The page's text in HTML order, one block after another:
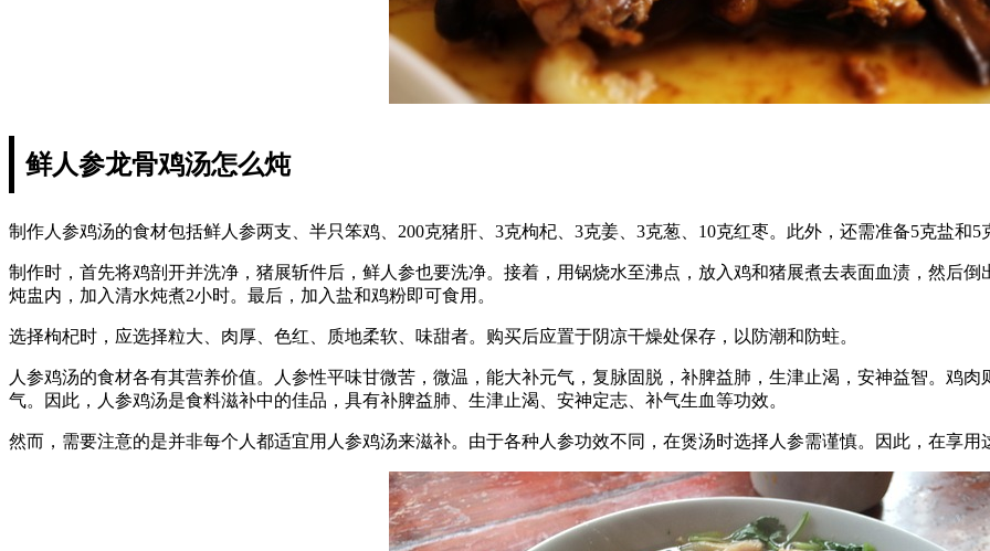
鲜人参龙骨鸡汤怎么炖
制作人参鸡汤的食材包括鲜人参两支、半只笨鸡、200克猪肝、3克枸杞、3克姜、3克葱、10克红枣。此外，还需准备5克盐和5
制作时，首先将鸡剖开并洗净，猪展斩件后，鲜人参也要洗净。接着，用锅烧水至沸点，放入鸡和猪展煮去表面血渍，然后
炖盅内，加入清水炖煮2小时。最后，加入盐和鸡粉即可食用。
选择枸杞时，应选择粒大、肉厚、色红、质地柔软、味甜者。购买后应置于阴凉干燥处保存，以防潮和防蛀。
人参鸡汤的食材各有其营养价值。人参性平味甘微苦，微温，能大补元气，复脉固脱，补脾益肺，生津止渴，安神益智。鸡
气。因此，人参鸡汤是食料滋补中的佳品，具有补脾益肺、生津止渴、安神定志、补气生血等功效。
然而，需要注意的是并非每个人都适宜用人参鸡汤来滋补。由于各种人参功效不同，在煲汤时选择人参需谨慎。因此，在享用